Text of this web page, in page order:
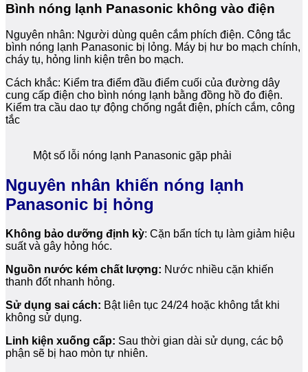
Bình nóng lạnh Panasonic không vào điện
Nguyên nhân: Người dùng quên cắm phích điện. Công tắc
bình nóng lạnh Panasonic bị lỏng. Máy bị hư bo mạch chính,
cháy tụ, hỏng linh kiện trên bo mạch.
Cách khắc: Kiểm tra điểm đầu điểm cuối của đường dây
cung cấp điện cho bình nóng lạnh bằng đồng hồ đo điện.
Kiểm tra cầu dao tự động chống ngắt điện, phích cắm, công
tắc
Một số lỗi nóng lạnh Panasonic gặp phải
Nguyên nhân khiến nóng lạnh
Panasonic bị hỏng
Không bảo dưỡng định kỳ: Cặn bẩn tích tụ làm giảm hiệu
suất và gây hỏng hóc.
Nguồn nước kém chất lượng: Nước nhiều cặn khiến
thanh đốt nhanh hỏng.
Sử dụng sai cách: Bật liên tục 24/24 hoặc không tắt khi
không sử dụng.
Linh kiện xuống cấp: Sau thời gian dài sử dụng, các bộ
phận sẽ bị hao mòn tự nhiên.